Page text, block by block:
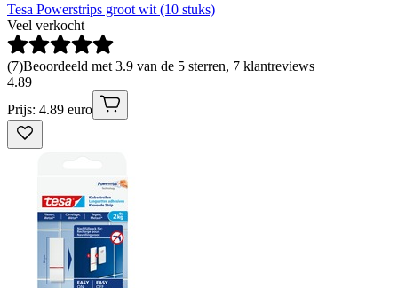
Tesa Powerstrips groot wit (10 stuks)
Veel verkocht
(7)Beoordeeld met 3.9 van de 5 sterren, 7 klantreviews
4.89
Prijs: 4.89 euro